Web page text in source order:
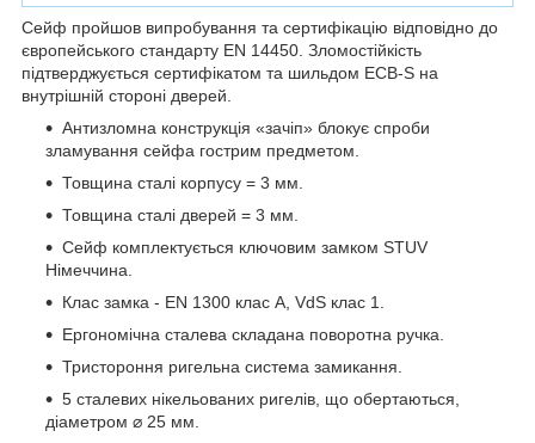
Сейф пройшов випробування та сертифікацію відповідно до
європейського стандарту EN 14450. Зломостійкість
підтверджується сертифікатом та шильдом ECB-S на
внутрішній стороні дверей.
Антизломна конструкція «зачіп» блокує спроби
зламування сейфа гострим предметом.
Товщина сталі корпусу = 3 мм.
Товщина сталі дверей = 3 мм.
Сейф комплектується ключовим замком STUV
Німеччина.
Клас замка - EN 1300 клас A, VdS клас 1.
Ергономічна сталева складана поворотна ручка.
Тристороння ригельна система замикання.
5 сталевих нікельованих ригелів, що обертаються,
діаметром ⌀ 25 мм.